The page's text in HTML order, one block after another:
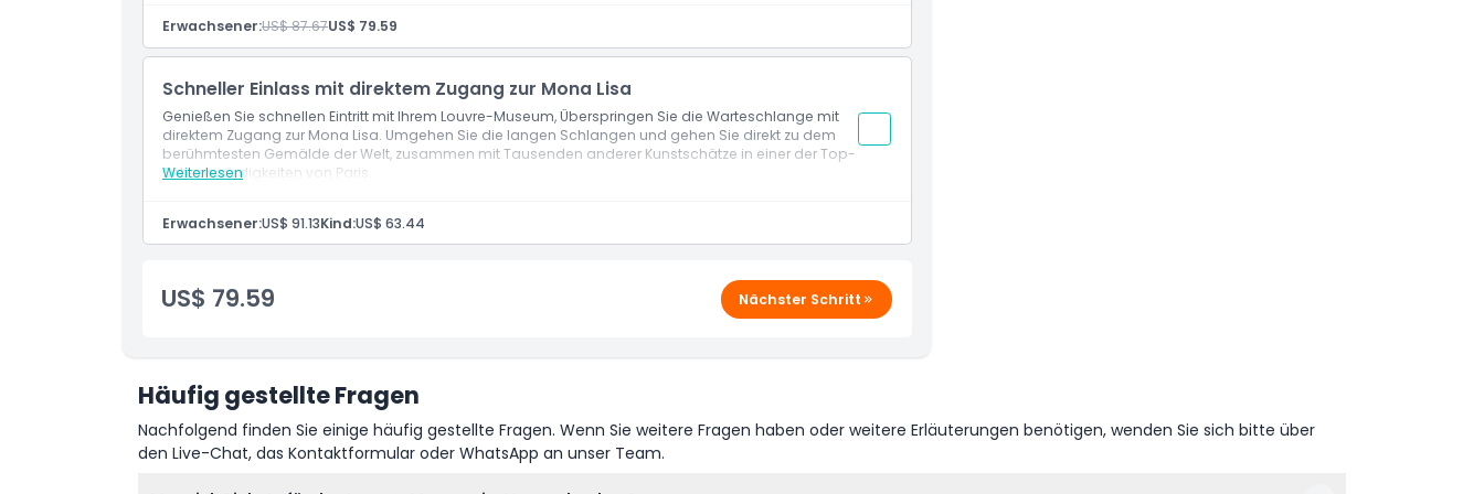
Dinge, die Sie wissen sollten
Stornierungsbedingungen
Besichtigungsrechte für kuratierte saisonale Ausstellungen
Zugang zu einem separaten Kunstraum, der das Erbe Delacroix’s ehrt
Möglichkeit, globale Antiquitäten und königliche Artefakte zu bewundern
Erwachsener:US$ 87.67US$ 79.59
Schneller Einlass mit direktem Zugang zur Mona Lisa
Genießen Sie schnellen Eintritt mit Ihrem Louvre-Museum, Überspringen Sie die Warteschlange mit
direktem Zugang zur Mona Lisa. Umgehen Sie die langen Schlangen und gehen Sie direkt zu dem
berühmtesten Gemälde der Welt, zusammen mit Tausenden anderer Kunstschätze in einer der Top-
Sehenswürdigkeiten von Paris.
Weiterlesen
Erwachsener:US$ 91.13Kind:US$ 63.44
US$ 79.59 Nächster Schritt
Häufig gestellte Fragen
Nachfolgend finden Sie einige häufig gestellte Fragen. Wenn Sie weitere Fragen haben oder weitere Erläuterungen benötigen, wenden Sie sich bitte über
den Live-Chat, das Kontaktformular oder WhatsApp an unser Team.